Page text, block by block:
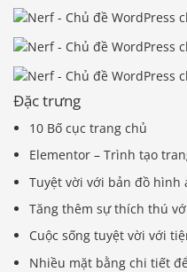
Đặc trưng
10 Bố cục trang chủ
Elementor – Trình tạo
Tuyệt vời với bản đồ hình
Tăng thêm sự thích thú
Cuộc sống tuyệt vời với
Nhiều mặt bằng chi tiết